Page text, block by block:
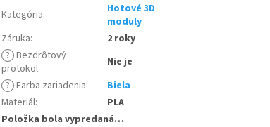
Kategória:
Hotové 3D
moduly
Záruka:
2 roky
? Bezdrôtový
protokol:
Nie je
? Farba zariadenia:
Biela
Materiál:
PLA
Položka bola vypredaná…